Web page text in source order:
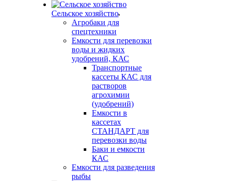
Сельское хозяйство
Агробаки для
спецтехники
Емкости для перевозки
воды и жидких
удобрений, КАС
Транспортные
кассеты КАС для
растворов
агрохимии
(удобрений)
Емкости в
кассетах
СТАНДАРТ для
перевозки воды
Баки и емкости
КАС
Емкости для разведения
рыбы